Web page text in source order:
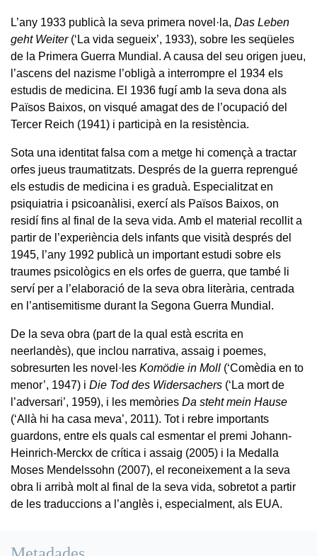
L’any 1933 publicà la seva primera novel·la, Das Leben
geht Weiter(‘La vida segueix’, 1933), sobre les seqüeles
de la Primera Guerra Mundial. A causa del seu origen jueu,
l’ascens del nazisme l’obligà a interrompre el 1934 els
estudis de medicina. El 1936 fugí amb la seva dona als
Països Baixos, on visqué amagat des de l’ocupació del
Tercer Reich (1941) i participà en la resistència.
Sota una identitat falsa com a metge hi començà a tractar
orfes jueus traumatitzats. Després de la guerra reprengué
els estudis de medicina i es graduà. Especialitzat en
psiquiatria i psicoanàlisi, exercí als Països Baixos, on
residí fins al final de la seva vida. Amb el material recollit a
partir de l’experiència dels infants que visità després del
1945, l’any 1992 publicà un important estudi sobre els
traumes psicològics en els orfes de guerra, que també li
serví per a l’elaboració de la seva obra literària, centrada
en l’antisemitisme durant la Segona Guerra Mundial.
De la seva obra (part de la qual està escrita en
neerlandès), que inclou narrativa, assaig i poemes,
sobresurten les novel·les Komödie in Moll (‘Comèdia en to
menor’, 1947) i Die Tod des Widersachers (‘La mort de
l’adversari’, 1959), i les memòries Da steht mein Hause
(‘Allà hi ha casa meva’, 2011). Tot i rebre importants
guardons, entre els quals cal esmentar el premi Johann-
Heinrich-Merckx de crítica i assaig (2005) i la Medalla
Moses Mendelssohn (2007), el reconeixement a la seva
obra li arribà molt al final de la seva vida, sobretot a partir
de les traduccions a l’anglès i, especialment, als EUA.